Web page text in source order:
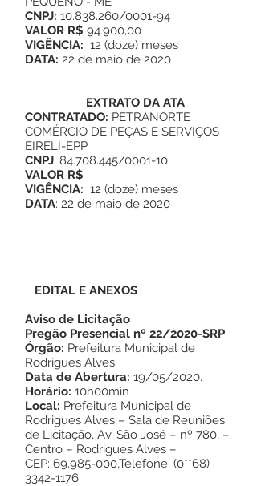
CNPJ: 10.838.260/0001-94
VALOR R$ 94.900,00
VIGÊNCIA: 12 (doze) meses
DATA: 22 de maio de 2020
EXTRATO DA ATA
CONTRATADO: PETRANORTE
COMÉRCIO DE PEÇAS E SERVIÇOS
EIRELI-EPP
CNPJ: 84.708.445/0001-10
VALOR R$
VIGÊNCIA: 12 (doze) meses
DATA: 22 de maio de 2020
EDITAL E ANEXOS
Aviso de Licitação
Pregão Presencial nº 22/2020-SRP
Órgão: Prefeitura Municipal de
Rodrigues Alves
Data de Abertura: 19/05/2020.
Horário: 10h00min
Local: Prefeitura Municipal de
Rodrigues Alves – Sala de Reuniões
de Licitação, Av. São José – nº 780, –
Centro – Rodrigues Alves –
CEP: 69.985-000,Telefone: (0**68)
3342-1176.